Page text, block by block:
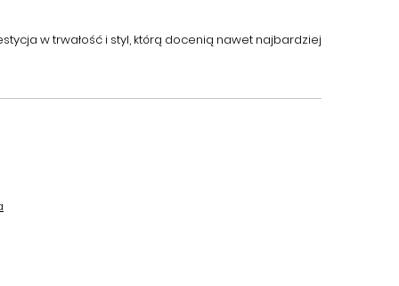
w trwałość i styl, którą docenią nawet najbardziej